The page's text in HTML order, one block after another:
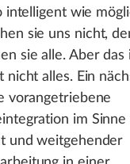
intelligent wie
sie uns nicht,
sie alle. Aber das
nicht alles. Ein
vorangetriebene
im Sinne
und weitgehender